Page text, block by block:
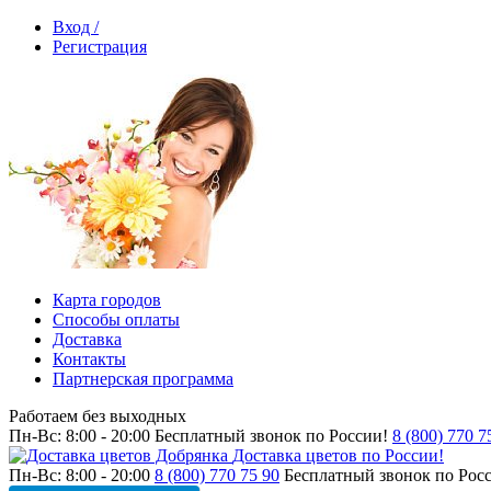
Вход /
Регистрация
Карта городов
Способы оплаты
Доставка
Контакты
Партнерская программа
Работаем без выходных
Пн-Вс: 8:00 - 20:00 Бесплатный звонок по России! 8 (800) 770
Доставка цветов по России!
Пн-Вс: 8:00 - 20:00 8 (800) 770 75 90 Бесплатный звонок по